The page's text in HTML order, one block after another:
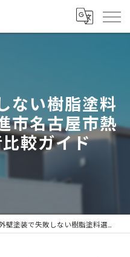
ない樹脂塗料
市名古屋市熱
較ガイド
壁塗装で失敗しない樹脂塗料選びと愛知県日進市名古屋市熱田区での業者比較ガイド